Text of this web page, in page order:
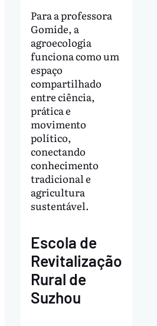
Para a professora
Gomide, a
agroecologia
funciona como um
espaço
compartilhado
entre ciência,
prática e
movimento
político,
conectando
conhecimento
tradicional e
agricultura
sustentável.
Escola de
Revitalização
Rural de
Suzhou